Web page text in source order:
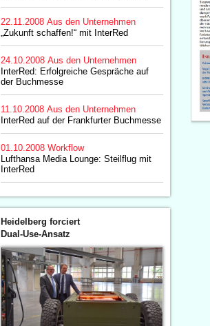
22.11.2008 Aus den Unternehmen
„Zukunft schaffen!“ mit InterRed
24.10.2008 Aus den Unternehmen
InterRed: Erfolgreiche Gespräche auf
der Buchmesse
11.10.2008 Aus den Unternehmen
InterRed auf der Frankfurter Buchmesse
01.10.2008 Workflow
Lufthansa Media Lounge: Steilflug mit
InterRed
Heidelberg forciert
Dual-Use-Ansatz